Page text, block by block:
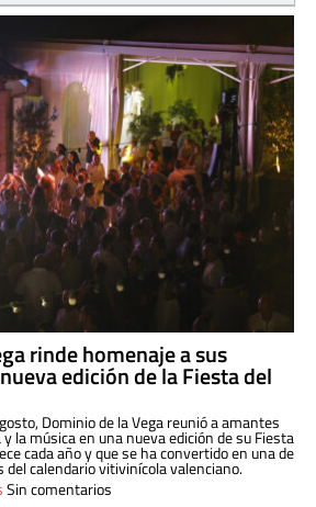
rinde homenaje a sus
edición de la Fiesta del
Dominio de la Vega reunió a amantes
la música en una nueva edición de su Fiesta
cada año y que se ha convertido en una de
del calendario vitivinícola valenciano.
Sin comentarios